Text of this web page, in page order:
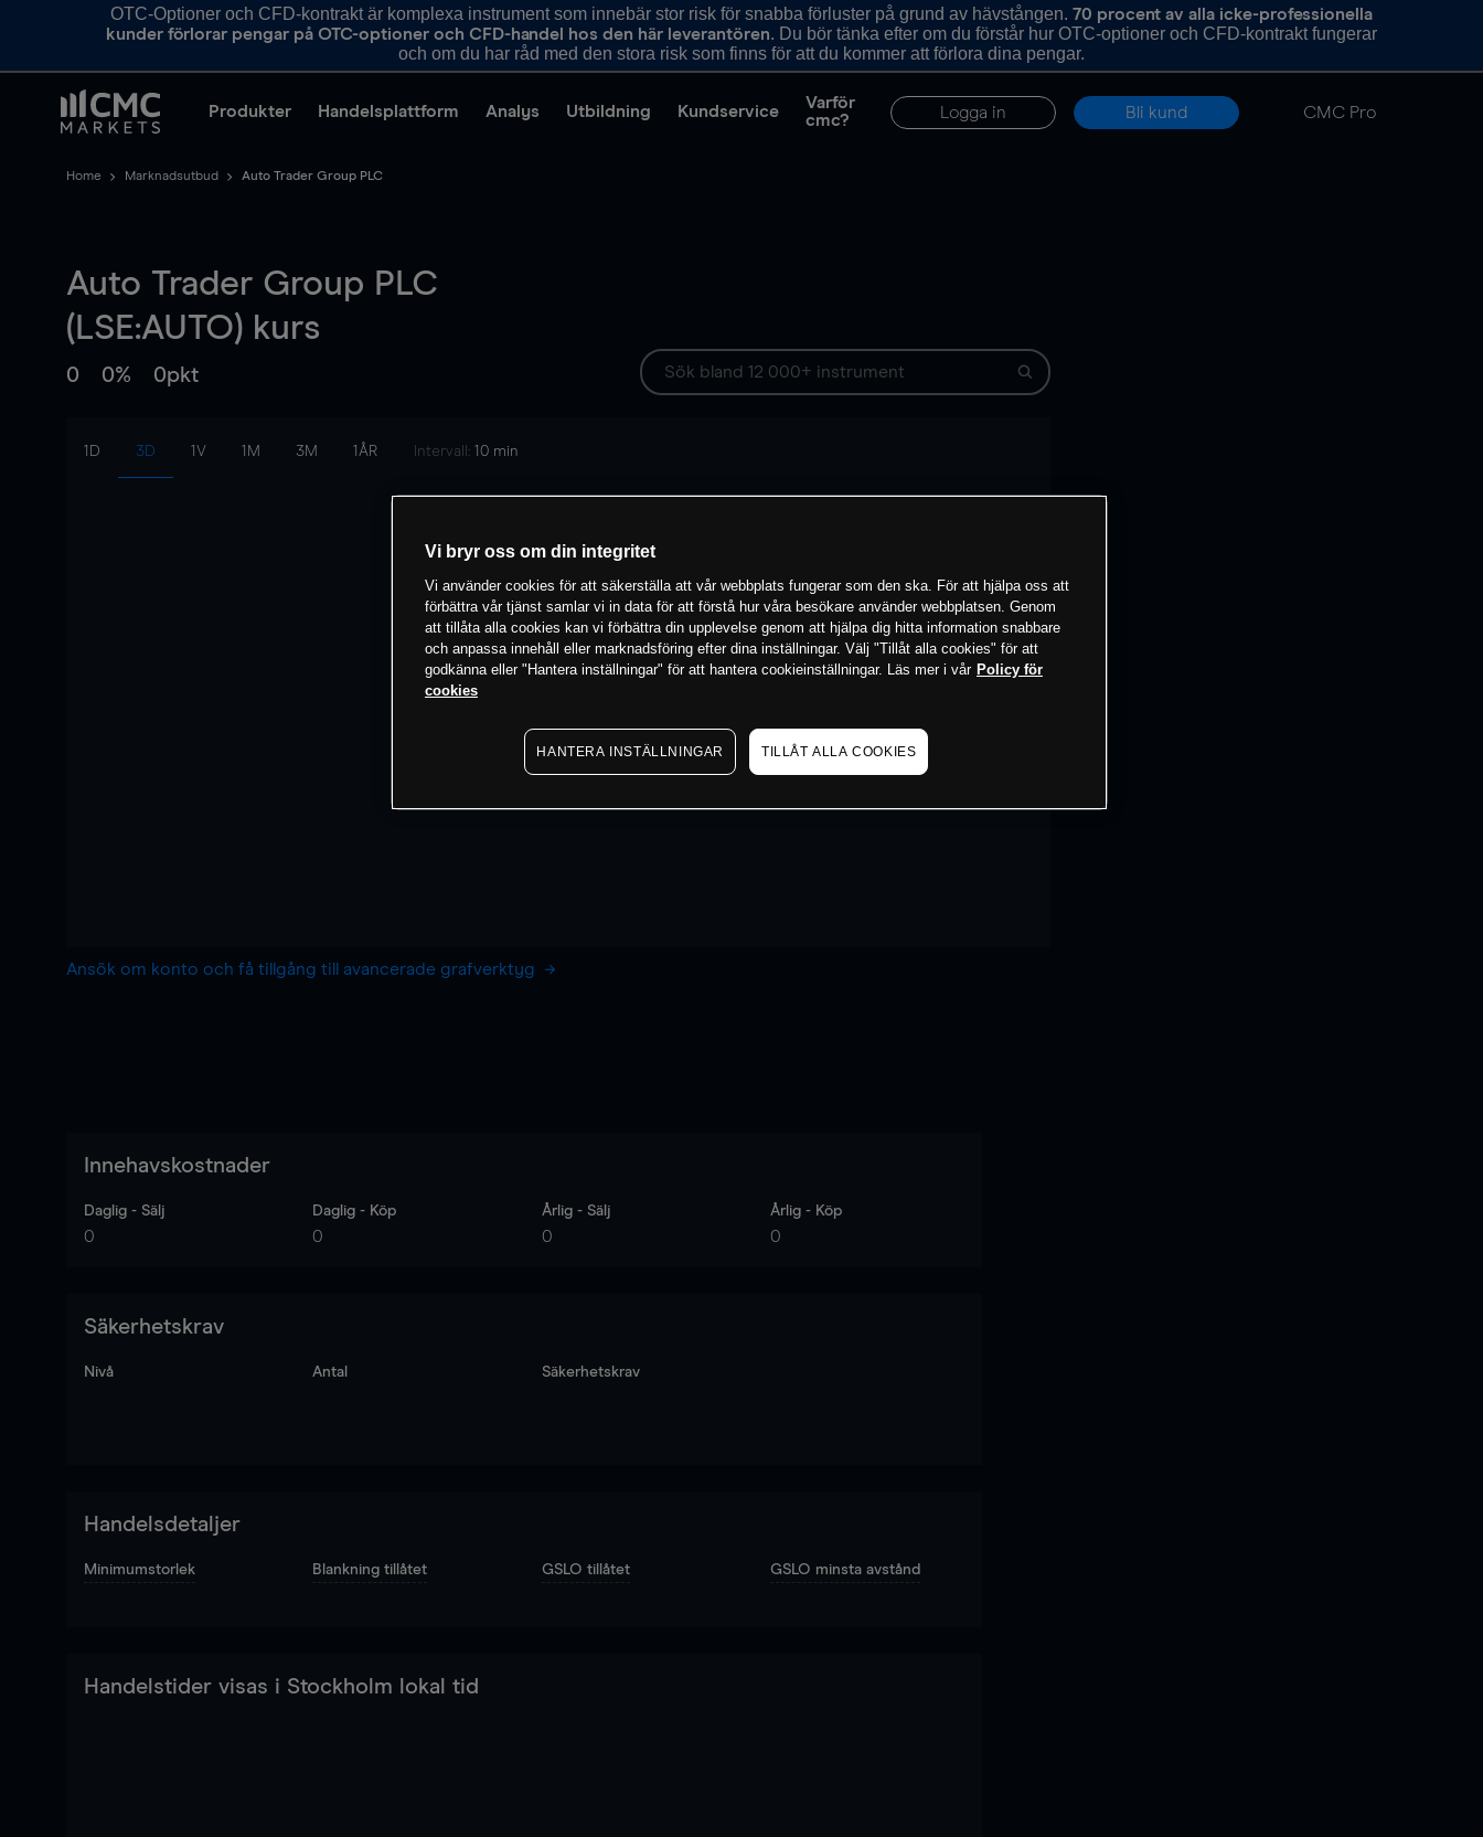
OTC-Optioner och CFD-kontrakt är komplexa instrument som innebär stor risk för snabba förluster på grund av hävstången. 70 procent av alla icke-professionella
kunder förlorar pengar på OTC-optioner och CFD-handel hos den här leverantören. Du bör tänka efter om du förstår hur OTC-optioner och CFD-kontrakt fungerar
och om du har råd med den stora risk som finns för att du kommer att förlora dina pengar.
Produkter Handelsplattform Analys Utbildning Kundservice
Varför
cmc?
Logga in Bli kund CMC Pro
Home Marknadsutbud Auto Trader Group PLC
Auto Trader Group PLC
(LSE:AUTO) kurs
0 0% 0pkt
1D 3D 1V 1M 3M 1ÅR Intervall: 10 min
Ansök om konto och få tillgång till avancerade grafverktyg
Innehavskostnader
Daglig - Sälj
0
Daglig - Köp
0
Årlig - Sälj
0
Årlig - Köp
0
Säkerhetskrav
Nivå Antal Säkerhetskrav
Handelsdetaljer
Minimumstorlek Blankning tillåtet GSLO tillåtet GSLO minsta avstånd
Handelstider visas i Stockholm lokal tid
Vi bryr oss om din integritet
Vi använder cookies för att säkerställa att vår webbplats fungerar som den ska. För att hjälpa oss att
förbättra vår tjänst samlar vi in data för att förstå hur våra besökare använder webbplatsen. Genom
att tillåta alla cookies kan vi förbättra din upplevelse genom att hjälpa dig hitta information snabbare
och anpassa innehåll eller marknadsföring efter dina inställningar. Välj "Tillåt alla cookies" för att
godkänna eller "Hantera inställningar" för att hantera cookieinställningar. Läs mer i vår Policy för
cookies
HANTERA INSTÄLLNINGAR TILLÅT ALLA COOKIES